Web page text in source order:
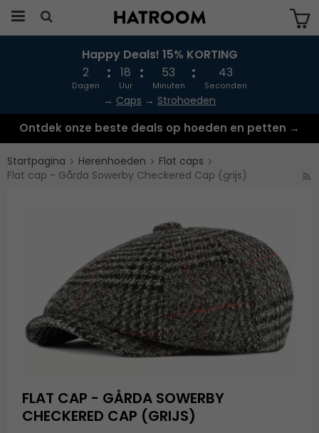
Produkten har blivit tillagd i varukorgen
Happy Deals! 15% KORTING
2
Dagen
18
Uur
53
Minuten
42
Seconden
→ Caps → Strohoeden
Ontdek onze beste deals op hoeden en petten →
Startpagina Herenhoeden
Flat caps
Flat cap - Gårda Sowerby Checkered Cap (grijs)
FLAT CAP - GÅRDA SOWERBY
CHECKERED CAP (GRIJS)